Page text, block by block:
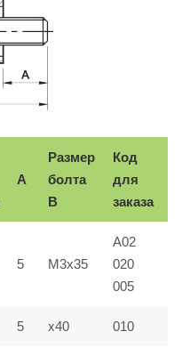
A
Размер
болта
B
Код
для
заказа
5 M3x35
A02
020
005
5 x40 010